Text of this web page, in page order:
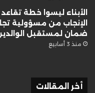
الأبناء ليسوا خطة
الإنجاب من مسؤولية
ضمان لمستقبل
منذ 3 أسابيع
أخر المقالات